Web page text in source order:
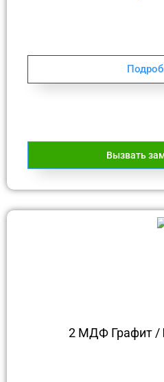
Вызвать
2 МДФ Графит /